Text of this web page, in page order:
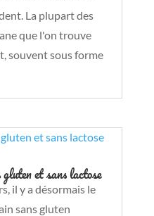
La plupart des
que l'on trouve
souvent sous forme
et sans lactose
il y a désormais le
sans gluten